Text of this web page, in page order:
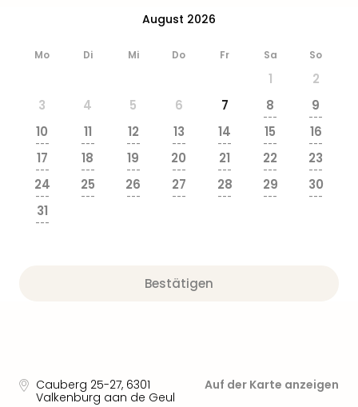
August 2026
Mo Di Mi Do Fr Sa So
1
2
3
4 5 6 7 8
---
9
---
10
---
11
---
12
---
13
---
14
---
15
---
16
---
17
---
18
---
19
---
20
---
21
---
22
---
23
---
24
---
25
---
26
---
27
---
28
---
29
---
30
---
31
---
Bestätigen
Cauberg 25-27, 6301
Valkenburg aan de Geul
Auf der Karte anzeigen